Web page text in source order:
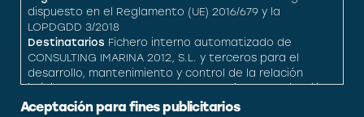
dispuesto en el Reglamento (UE) 2016/679 y la
LOPDGDD 3/2018
Destinatarios Fichero interno automatizado de
CONSULTING IMARINA 2012, S.L. y terceros para el
desarrollo, mantenimiento y control de la relación
jurídica que se establezca cuando exista autorización
legal por el usuario para hacerlo.
Aceptación para fines publicitarios